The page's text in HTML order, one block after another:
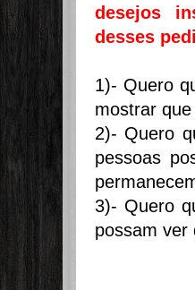
desejos
desses
1)- Quero
mostrar
2)- Quero
pessoas
3)- Quero
possam ver